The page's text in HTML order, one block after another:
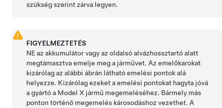
szükség szerint zárva legyen.
FIGYELMEZTETÉS
NE az akkumulátor vagy az oldalsó alvázhossztartó alatt
megtámasztva emelje meg a járművet. Az emelőkarokat
kizárólag az alábbi ábrán látható emelési pontok alá
helyezze. Kizárólag ezeket a emelési pontokat hagyta jóvá
a gyártó a Model X jármű megemeléséhez. Bármely más
ponton történő megemelés károsodáshoz vezethet. A